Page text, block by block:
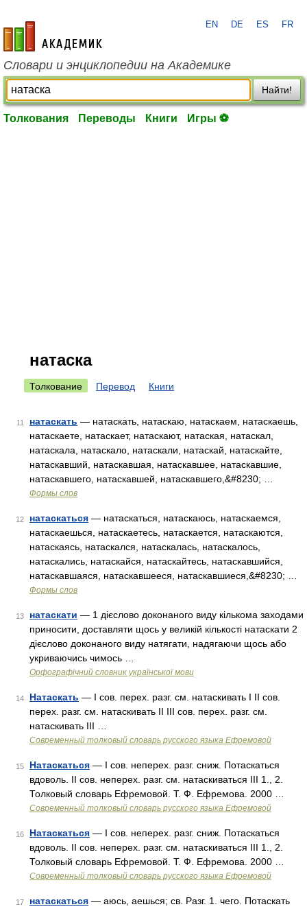
academic.ru
EN DE ES FR
Словари и энциклопедии на Академике
Найти!
Толкования Переводы Книги Игры ⚽
натаска
Толкование Перевод Книги
11 натаскать — натаскать, натаскаю, натаскаем, натаскаешь,
натаскаете, натаскает, натаскают, натаская, натаскал,
натаскала, натаскало, натаскали, натаскай, натаскайте,
натаскавший, натаскавшая, натаскавшее, натаскавшие,
натаскавшего, натаскавшей, натаскавшего,&#8230; …
Формы слов
12 натаскаться — натаскаться, натаскаюсь, натаскаемся,
натаскаешься, натаскаетесь, натаскается, натаскаются,
натаскаясь, натаскался, натаскалась, натаскалось,
натаскались, натаскайся, натаскайтесь, натаскавшийся,
натаскавшаяся, натаскавшееся, натаскавшиеся,&#8230; …
Формы слов
13 натаскати — 1 дієслово доконаного виду кількома заходами
приносити, доставляти щось у великій кількості натаскати 2
дієслово доконаного виду натягати, надягаючи щось або
укриваючись чимось …
Орфографічний словник української мови
14 Натаскать — I сов. перех. разг. см. натаскивать I II сов.
перех. разг. см. натаскивать II III сов. перех. разг. см.
натаскивать III …
Современный толковый словарь русского языка Ефремовой
15 Натаскаться — I сов. неперех. разг. сниж. Потаскаться
вдоволь. II сов. неперех. разг. см. натаскиваться III 1., 2.
Толковый словарь Ефремовой. Т. Ф. Ефремова. 2000 …
Современный толковый словарь русского языка Ефремовой
16 Натаскаться — I сов. неперех. разг. сниж. Потаскаться
вдоволь. II сов. неперех. разг. см. натаскиваться III 1., 2.
Толковый словарь Ефремовой. Т. Ф. Ефремова. 2000 …
Современный толковый словарь русского языка Ефремовой
17 натаскаться — аюсь, аешься; св. Разг. 1. чего. Потаскать